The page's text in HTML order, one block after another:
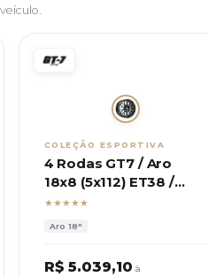
COLEÇÃO ESPORTIVA
4 Rodas GT7 / Aro
18x8 (5x112) ET38 /
Mod. Esportivas BMW
★★★★★
Aro 18"
R$ 5.039,10 à